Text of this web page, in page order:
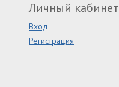
Личный кабинет
Вход
Регистрация